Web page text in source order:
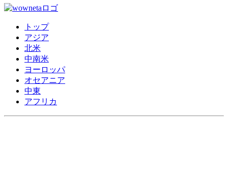
トップ
アジア
北米
中南米
ヨーロッパ
オセアニア
中東
アフリカ